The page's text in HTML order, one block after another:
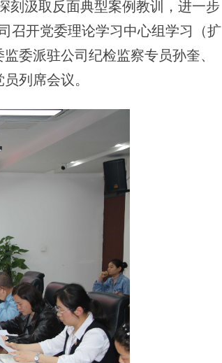
刻汲取反面典型案例教训，进一步
召开党委理论学习中心组学习（扩
委派驻公司纪检监察专员孙奎、
列席会议。